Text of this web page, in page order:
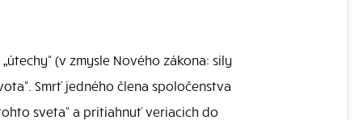
(v zmysle Nového zákona: sily
Smrť jedného člena spoločenstva
sveta“ a pritiahnuť veriacich do